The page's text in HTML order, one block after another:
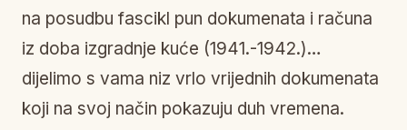
na posudbu fascikl pun dokumenata i računa
iz doba izgradnje kuće (1941.-1942.)…
dijelimo s vama niz vrlo vrijednih dokumenata
koji na svoj način pokazuju duh vremena.